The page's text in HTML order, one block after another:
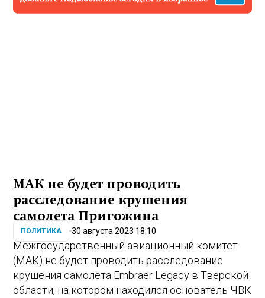
МАК не будет проводить
расследование крушения
самолета Пригожина
ПОЛИТИКА 30 августа 2023 18:10
Межгосударственный авиационный комитет
(МАК) не будет проводить расследование
крушения самолета Embraer Legacy в Тверской
области, на котором находился основатель ЧВК